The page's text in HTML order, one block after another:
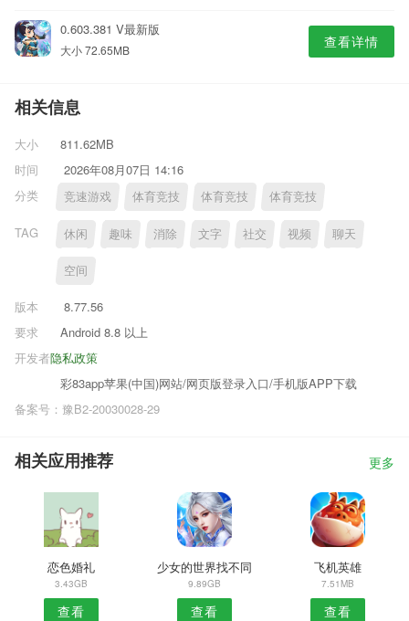
0.603.381 V最新版
大小 72.65MB 查看详情
相关信息
大小
811.62MB
时间
2026年08月07日 14:16
分类
竞速游戏 体育竞技 体育竞技 体育竞技
TAG 休闲 趣味 消除 文字 社交 视频 聊天
空间
版本
8.77.56
要求
Android 8.8 以上
隐私政策
开发者
彩83app苹果(中国)网站/网页版登录入口/手机版APP下载
备案号：豫B2-20030028-29
相关应用推荐 更多
恋色婚礼
3.43GB
查看
少女的世界找不同
9.89GB
查看
飞机英雄
7.51MB
查看